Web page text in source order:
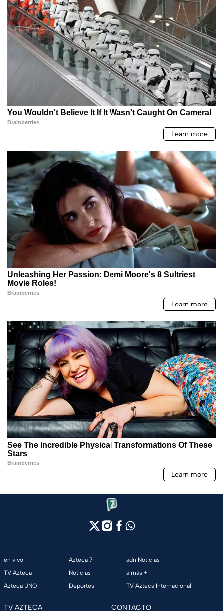
en vivo
TV Azteca
Azteca UNO
Azteca 7
Noticias
Deportes
adn Noticias
a más +
TV Azteca Internacional
TV AZTECA CONTACTO